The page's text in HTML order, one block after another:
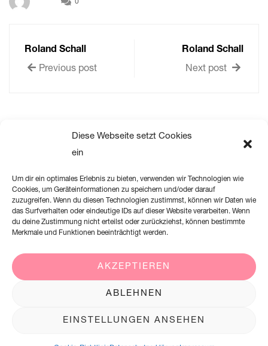
Diese Webseite setzt Cookies
ein
Um dir ein optimales Erlebnis zu bieten, verwenden wir Technologien wie
Cookies, um Geräteinformationen zu speichern und/oder darauf
zuzugreifen. Wenn du diesen Technologien zustimmst, können wir Daten wie
das Surfverhalten oder eindeutige IDs auf dieser Website verarbeiten. Wenn
du deine Zustimmung nicht erteilst oder zurückziehst, können bestimmte
Merkmale und Funktionen beeinträchtigt werden.
AKZEPTIEREN
ABLEHNEN
EINSTELLUNGEN ANSEHEN
0
Roland Schall
Previous post
Roland Schall
Next post
Creation Willi Geller Deutschland GmbH
+49 (0)2338 801 900